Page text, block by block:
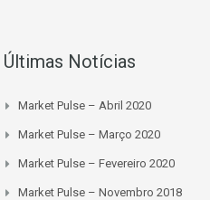
Últimas Notícias
Market Pulse – Abril 2020
Market Pulse – Março 2020
Market Pulse – Fevereiro 2020
Market Pulse – Novembro 2018